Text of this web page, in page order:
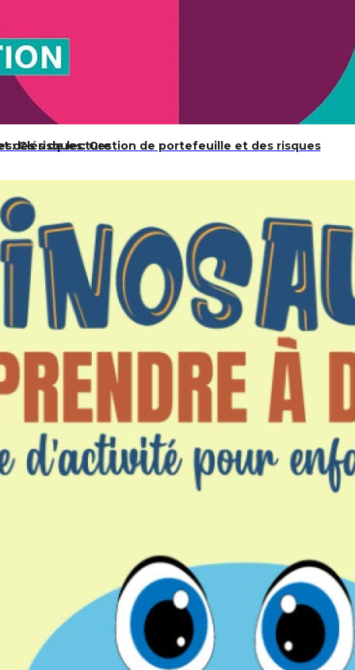
des risques: Gestion de portefeuille et des risques
Clés de lecture